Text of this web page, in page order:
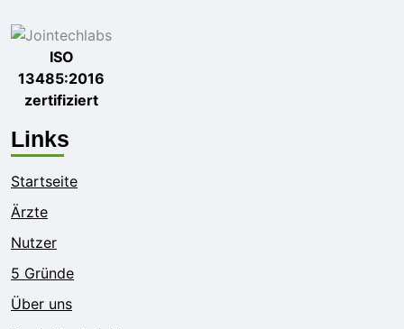
ISO
13485:2016
zertifiziert
Links
Startseite
Ärzte
Nutzer
5 Gründe
Über uns